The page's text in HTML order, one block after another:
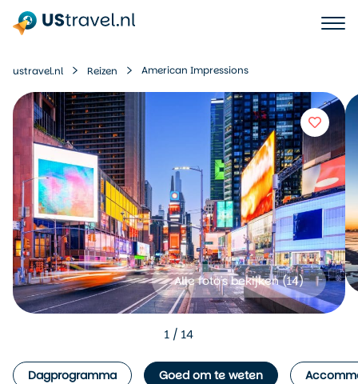
ustravel.nl Reizen American Impressions
Alle foto's bekijken (14)
1 / 14
Dagprogramma Goed om te weten